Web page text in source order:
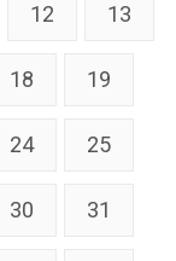
12 13
18 19
24 25
30 31